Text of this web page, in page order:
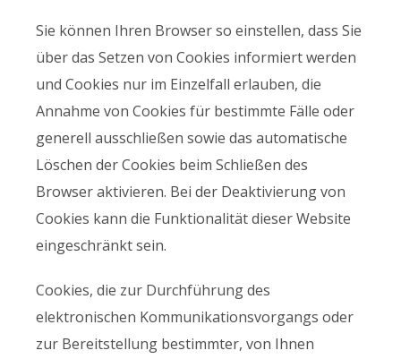
Sie können Ihren Browser so einstellen, dass Sie
über das Setzen von Cookies informiert werden
und Cookies nur im Einzelfall erlauben, die
Annahme von Cookies für bestimmte Fälle oder
generell ausschließen sowie das automatische
Löschen der Cookies beim Schließen des
Browser aktivieren. Bei der Deaktivierung von
Cookies kann die Funktionalität dieser Website
eingeschränkt sein.
Cookies, die zur Durchführung des
elektronischen Kommunikationsvorgangs oder
zur Bereitstellung bestimmter, von Ihnen